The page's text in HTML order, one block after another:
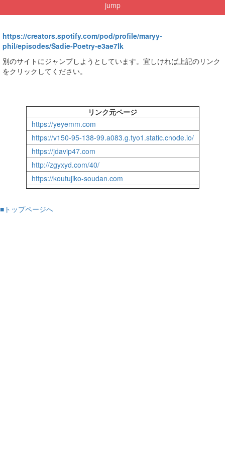
jump
https://creators.spotify.com/pod/profile/maryy-
phil/episodes/Sadie-Poetry-e3ae7lk
別のサイトにジャンプしようとしています。宜しければ上記のリンク
をクリックしてください。
リンク元ページ
https://yeyemm.com
https://v150-95-138-99.a083.g.tyo1.static.cnode.io/
https://jdavip47.com
http://zgyxyd.com/40/
https://koutujiko-soudan.com
■トップページへ